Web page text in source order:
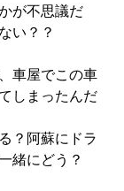
が不思議だ
い？？
車屋でこの車
しまったんだ
？阿蘇にドラ
緒にどう？